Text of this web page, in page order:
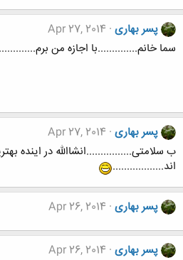
پسر بهاری Apr 27, 2014
سما خانم..............با اجازه من
پسر بهاری Apr 27, 2014
ب سلامتی................انشاالله در اینده
اند..................
پسر بهاری Apr 26, 2014
پسر بهاری Apr 26, 2014